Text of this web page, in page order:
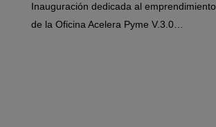
Inauguración dedicada al emprendimiento
de la Oficina Acelera Pyme V.3.0…